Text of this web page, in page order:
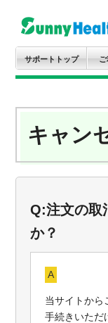
サポートトップ ご
キャン
Q:注文の取
か？
A
当サイトから
手続きいただ